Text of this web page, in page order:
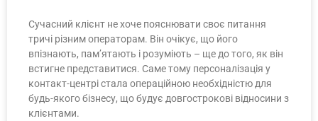
Сучасний клієнт не хоче пояснювати своє питання
тричі різним операторам. Він очікує, що його
впізнають, пам’ятають і розуміють – ще до того, як він
встигне представитися. Саме тому персоналізація у
контакт-центрі стала операційною необхідністю для
будь-якого бізнесу, що будує довгострокові відносини з
клієнтами.